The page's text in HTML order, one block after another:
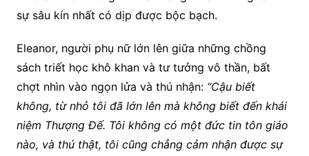
sự sâu kín nhất có dịp được bộc bạch.
Eleanor, người phụ nữ lớn lên giữa những chồng
sách triết học khô khan và tư tưởng vô thần, bất
chợt nhìn vào ngọn lửa và thú nhận: “Cậu biết
không, từ nhỏ tôi đã lớn lên mà không biết đến khái
niệm Thượng Đế. Tôi không có một đức tin tôn giáo
nào, và thú thật, tôi cũng chẳng cảm nhận được sự